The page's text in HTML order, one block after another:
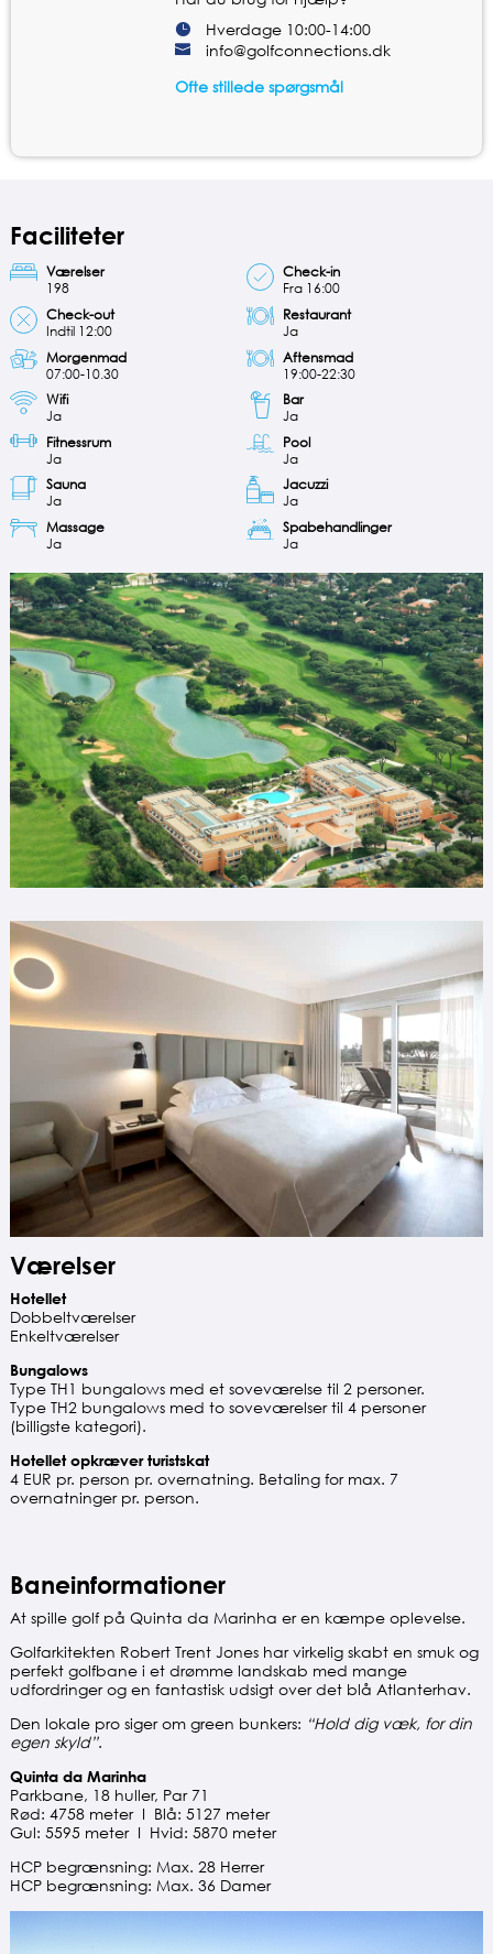
Hverdage 10:00-14:00
info@golfconnections.dk
Ofte stillede spørgsmål
Faciliteter
Værelser
198
Check-in
Fra 16:00
Check-out
Indtil 12:00
Restaurant
Ja
Morgenmad
07:00-10.30
Aftensmad
19:00-22:30
Wifi
Ja
Bar
Ja
Fitnessrum
Ja
Pool
Ja
Sauna
Ja
Jacuzzi
Ja
Massage
Ja
Spabehandlinger
Ja
Værelser
Hotellet
Dobbeltværelser
Enkeltværelser
Bungalows
Type TH1 bungalows med et soveværelse til 2 personer.
Type TH2 bungalows med to soveværelser til 4 personer
(billigste kategori).
Hotellet opkræver turistskat
4 EUR pr. person pr. overnatning. Betaling for max. 7
overnatninger pr. person.
Baneinformationer
At spille golf på Quinta da Marinha er en kæmpe oplevelse.
Golfarkitekten Robert Trent Jones har virkelig skabt en smuk og
perfekt golfbane i et drømme landskab med mange
udfordringer og en fantastisk udsigt over det blå Atlanterhav.
Den lokale pro siger om green bunkers: “Hold dig væk, for din
egen skyld”.
Quinta da Marinha
Parkbane, 18 huller, Par 71
Rød: 4758 meter I Blå: 5127 meter
Gul: 5595 meter I Hvid: 5870 meter
HCP begrænsning: Max. 28 Herrer
HCP begrænsning: Max. 36 Damer